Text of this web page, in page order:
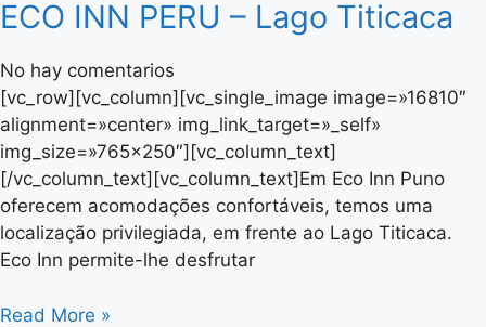
ECO INN PERU – Lago Titicaca
No hay comentarios
[vc_row][vc_column][vc_single_image image=»16810″
alignment=»center» img_link_target=»_self»
img_size=»765×250″][vc_column_text]
[/vc_column_text][vc_column_text]Em Eco Inn Puno
oferecem acomodações confortáveis​​, temos uma
localização privilegiada, em frente ao Lago Titicaca.
Eco Inn permite-lhe desfrutar
Read More »